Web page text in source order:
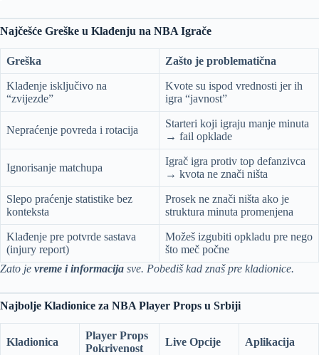
Najčešće Greške u Klađenju na NBA Igrače
Greška Zašto je problematična
Klađenje isključivo na
“zvijezde”
Kvote su ispod vrednosti jer ih
igra “javnost”
Nepraćenje povreda i rotacija
Starteri koji igraju manje minuta
→ fail opklade
Ignorisanje matchupa
Igrač igra protiv top defanzivca
→ kvota ne znači ništa
Slepo praćenje statistike bez
konteksta
Prosek ne znači ništa ako je
struktura minuta promenjena
Klađenje pre potvrde sastava
(injury report)
Možeš izgubiti opkladu pre nego
što meč počne
Zato je vreme i informacija sve. Pobediš kad znaš pre kladionice.
Najbolje Kladionice za NBA Player Props u Srbiji
Kladionica
Player Props
Pokrivenost
Live Opcije Aplikacija